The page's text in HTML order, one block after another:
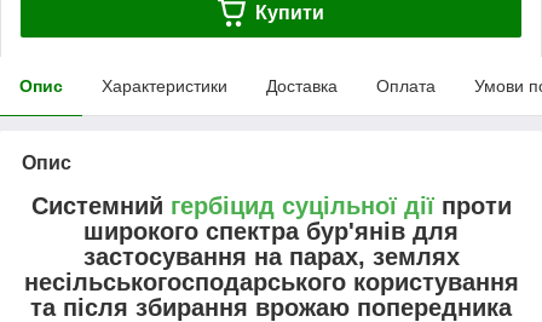
Купити
Опис Характеристики Доставка Оплата Умови
Опис
Системний гербіцид суцільної діїпроти
широкого спектра бур'янів для
застосування на парах, землях
несільськогосподарського користування
та після збирання врожаю попередника